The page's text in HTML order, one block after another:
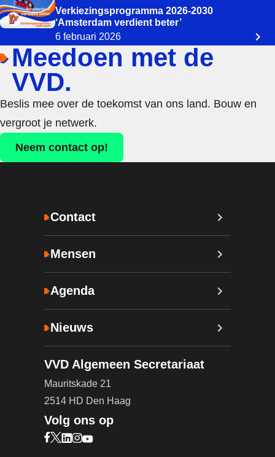
Verkiezingsprogramma 2026-2030
‘Amsterdam verdient beter’
6 februari 2026
Meedoen met de
VVD.
Beslis mee over de toekomst van ons land. Bouw en
vergroot je netwerk.
Neem contact op!
Contact
Mensen
Agenda
Nieuws
VVD Algemeen Secretariaat
Mauritskade 21
2514 HD Den Haag
Volg ons op
Bezoek onze Facebook pagina (opent in nieuw
Bezoek onze X pagina (opent in nieuw tabblad)
Bezoek onze LinkedIn pagina (opent in nieuw
Bezoek onze Instagram pagina (opent in
Bezoek onze YouTube pagina (opent in